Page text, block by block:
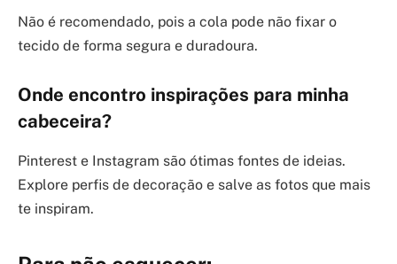
Não é recomendado, pois a cola pode não fixar o
tecido de forma segura e duradoura.
Onde encontro inspirações para minha
cabeceira?
Pinterest e Instagram são ótimas fontes de ideias.
Explore perfis de decoração e salve as fotos que mais
te inspiram.